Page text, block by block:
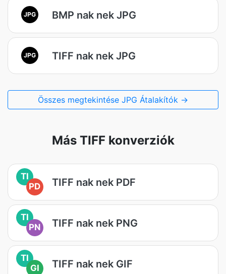
JPG BMP nak nek JPG
JPG TIFF nak nek JPG
Összes megtekintése JPG Átalakítók →
Más TIFF konverziók
TI
PD
TIFF nak nek PDF
TI
PN
TIFF nak nek PNG
TI
GI
TIFF nak nek GIF